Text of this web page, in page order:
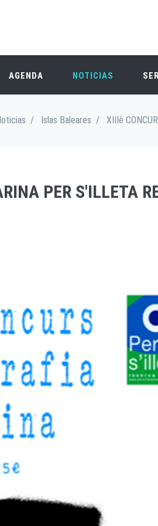
AGENDA NOTICIAS
/ Islas Baleares / XIIIè
PER S'ILLETA